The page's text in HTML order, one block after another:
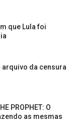
que Lula foi
arquivo da censura
PROPHET: O
as mesmas